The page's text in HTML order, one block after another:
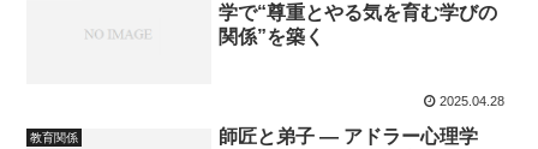
学で“尊重とやる気を育む学びの
関係”を築く
2025.04.28
教育関係
師匠と弟子 ― アドラー心理学